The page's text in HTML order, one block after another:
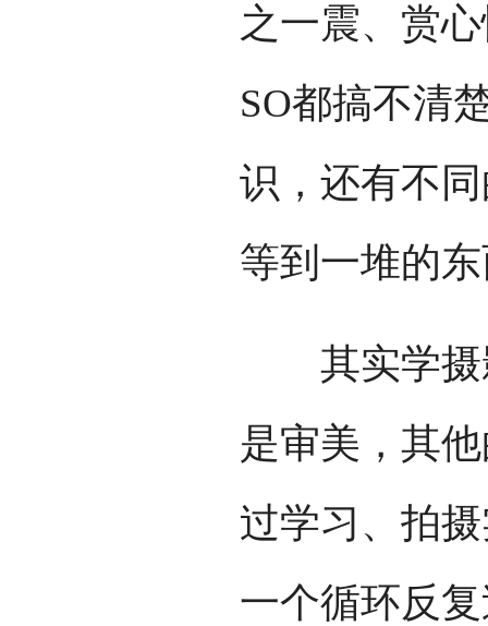
之一震、赏
SO都搞不清
识，还有不
等到一堆的
其实学摄
是审美，其
过学习、拍
一个循环反